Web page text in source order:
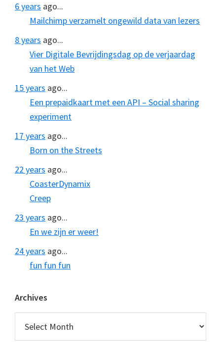
6 years ago...
Mailchimp verzamelt ongewild data van lezers
8 years ago...
Vier Digitale Bevrijdingsdag op de verjaardag
van het Web
15 years ago...
Een prepaidkaart met een API – Social sharing
experiment
17 years ago...
Born on the Streets
22 years ago...
CoasterDynamix
Creep
23 years ago...
En we zijn er weer!
24 years ago...
fun fun fun
Archives